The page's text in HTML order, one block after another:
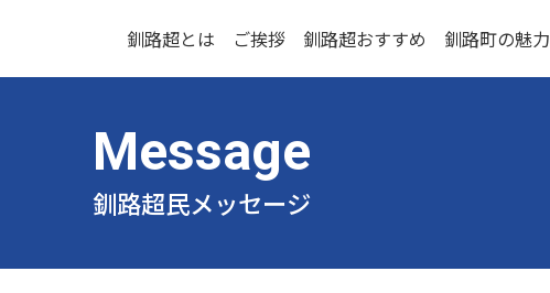
釧路超とは ご挨拶 釧路超おすすめ 釧路町の魅力
釧路超民メッセージ